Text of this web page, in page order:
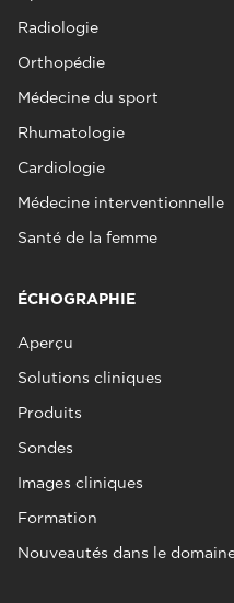
Radiologie
Orthopédie
Médecine du sport
Rhumatologie
Cardiologie
Médecine interventionnelle
Santé de la femme
ÉCHOGRAPHIE
Aperçu
Solutions cliniques
Produits
Sondes
Images cliniques
Formation
Nouveautés dans le